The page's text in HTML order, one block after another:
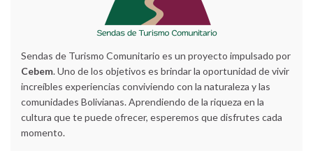
Sendas de Turismo Comunitario es un proyecto impulsado por
Cebem. Uno de los objetivos es brindar la oportunidad de vivir
increíbles experiencias conviviendo con la naturaleza y las
comunidades Bolivianas. Aprendiendo de la riqueza en la
cultura que te puede ofrecer, esperemos que disfrutes cada
momento.